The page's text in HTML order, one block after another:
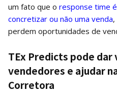
um fato que o response time
concretizar ou não uma venda
perdem oportunidades de
TEx Predicts pode dar
vendedores e ajudar
Corretora